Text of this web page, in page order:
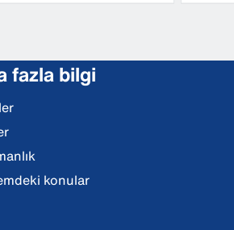
fazla bilgi
konular